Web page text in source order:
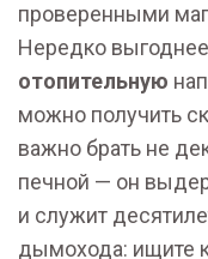
проверенными
Нередко
отопительную
можно получить
важно брать не
печной — он
и служит
дымохода: ищите